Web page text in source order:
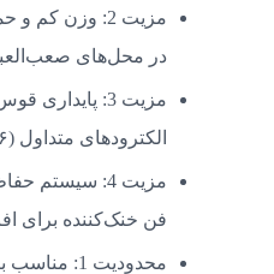
مزیت 2: وزن
در محل‌های
مزیت 3: پایداری
الکترودهای متداول (۱.۶–۵.۰ میلی‌متر)
مزیت 4:
فن خنک‌کننده برای
محدودیت 1: